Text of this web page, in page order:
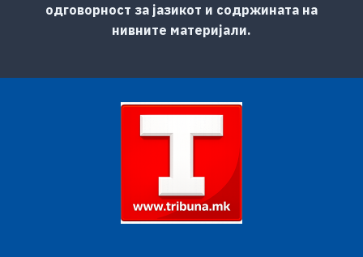
одговорност за јазикот и содржината на
нивните материјали.